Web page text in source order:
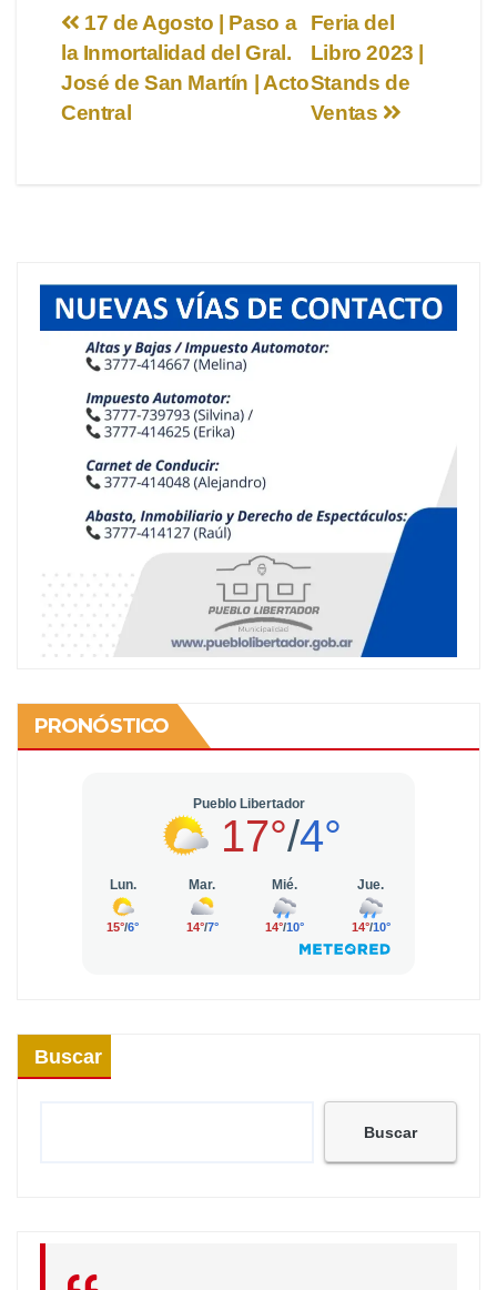
Navegación
de
entradas
Feria del
Libro 2023 |
Stands de
Ventas
17 de Agosto | Paso a
la Inmortalidad del Gral.
José de San Martín | Acto
Central
PRONÓSTICO
Buscar
Buscar